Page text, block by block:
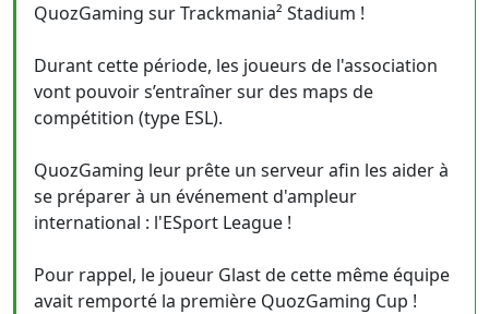
QuozGaming sur Trackmania² Stadium !
Durant cette période, les joueurs de l'association
vont pouvoir s’entraîner sur des maps de
compétition (type ESL).
QuozGaming leur prête un serveur afin les aider à
se préparer à un événement d'ampleur
international : l'ESport League !
Pour rappel, le joueur Glast de cette même équipe
avait remporté la première QuozGaming Cup !